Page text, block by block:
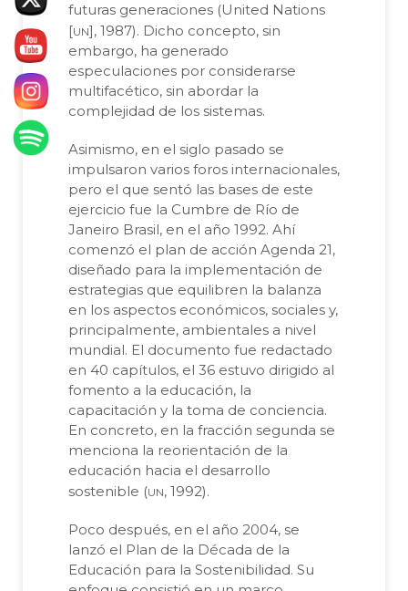
futuras generaciones (United Nations
[un], 1987). Dicho concepto, sin
embargo, ha generado
especulaciones por considerarse
multifacético, sin abordar la
complejidad de los sistemas.
Asimismo, en el siglo pasado se
impulsaron varios foros internacionales,
pero el que sentó las bases de este
ejercicio fue la Cumbre de Río de
Janeiro Brasil, en el año 1992. Ahí
comenzó el plan de acción Agenda 21,
diseñado para la implementación de
estrategias que equilibren la balanza
en los aspectos económicos, sociales y,
principalmente, ambientales a nivel
mundial. El documento fue redactado
en 40 capítulos, el 36 estuvo dirigido al
fomento a la educación, la
capacitación y la toma de conciencia.
En concreto, en la fracción segunda se
menciona la reorientación de la
educación hacia el desarrollo
sostenible (un, 1992).
Poco después, en el año 2004, se
lanzó el Plan de la Década de la
Educación para la Sostenibilidad. Su